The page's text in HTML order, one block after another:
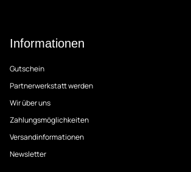
Informationen
Gutschein
Partnerwerkstatt werden
Wir über uns
Zahlungsmöglichkeiten
Versandinformationen
Newsletter